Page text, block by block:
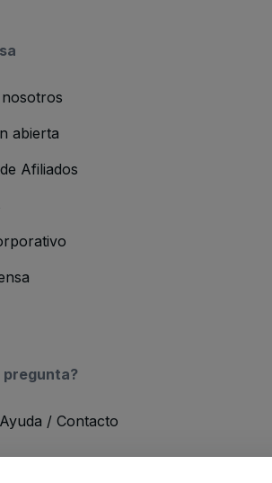
abierta
Afiliados
pregunta?
/ Contacto